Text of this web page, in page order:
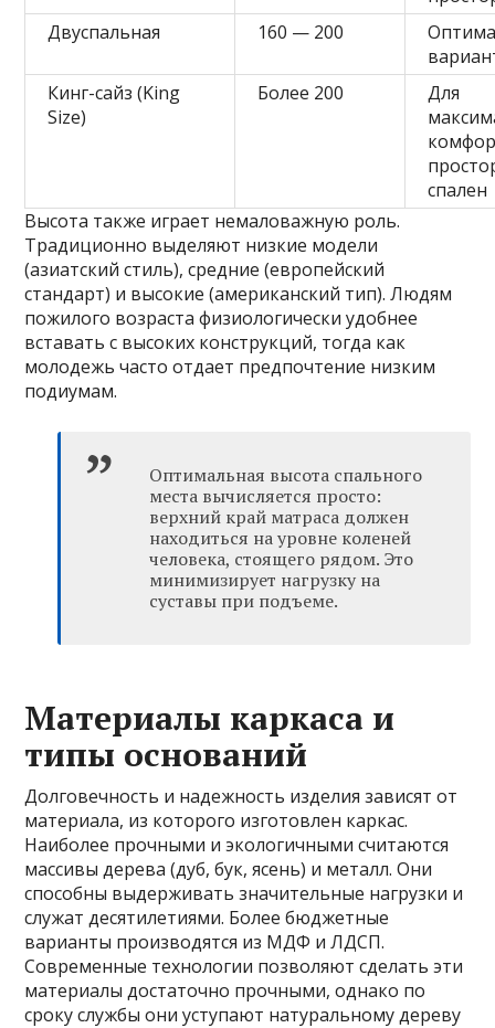
Двуспальная
160 — 200
Кинг-сайз (King
Size)
Более 200
Для
спален
Высота также играет немаловажную роль.
Традиционно выделяют низкие модели
(азиатский стиль), средние (европейский
стандарт) и высокие (американский тип). Людям
пожилого возраста физиологически удобнее
вставать с высоких конструкций, тогда как
молодежь часто отдает предпочтение низким
подиумам.
Оптимальная высота спального
места вычисляется просто:
верхний край матраса должен
находиться на уровне коленей
человека, стоящего рядом. Это
минимизирует нагрузку на
суставы при подъеме.
Материалы каркаса и
типы оснований
Долговечность и надежность изделия зависят от
материала, из которого изготовлен каркас.
Наиболее прочными и экологичными считаются
массивы дерева (дуб, бук, ясень) и металл. Они
способны выдерживать значительные нагрузки и
служат десятилетиями. Более бюджетные
варианты производятся из МДФ и ЛДСП.
Современные технологии позволяют сделать эти
материалы достаточно прочными, однако по
сроку службы они уступают натуральному дереву